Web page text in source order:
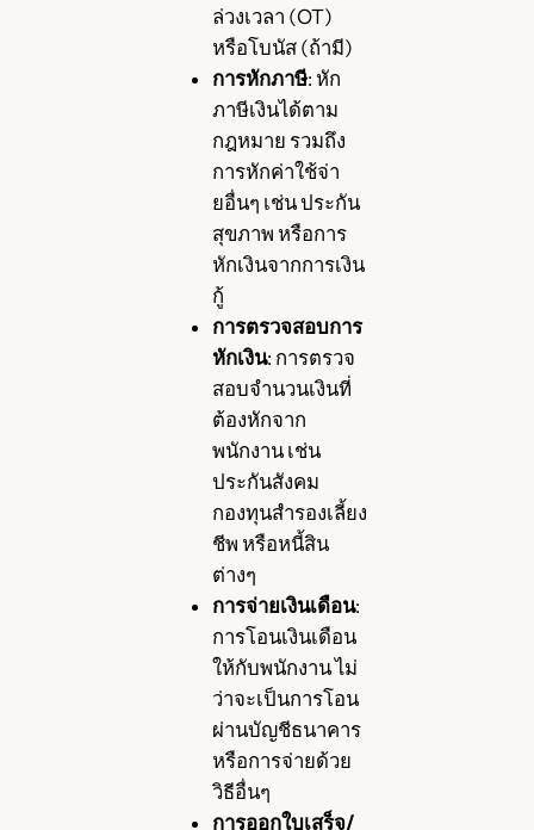
ล่วงเวลา (OT)
หรือโบนัส (ถ้ามี)
การหักภาษี: หัก
ภาษีเงินได้ตาม
กฎหมาย รวมถึง
การหักค่าใช้จ่า
ยอื่นๆ เช่น ประกัน
สุขภาพ หรือการ
หักเงินจากการเงิน
กู้
การตรวจสอบการ
หักเงิน: การตรวจ
สอบจำนวนเงินที่
ต้องหักจาก
พนักงาน เช่น
ประกันสังคม
กองทุนสำรองเลี้ยง
ชีพ หรือหนี้สิน
ต่างๆ
การจ่ายเงินเดือน:
การโอนเงินเดือน
ให้กับพนักงาน ไม่
ว่าจะเป็นการโอน
ผ่านบัญชีธนาคาร
หรือการจ่ายด้วย
วิธีอื่นๆ
การออกใบเสร็จ/